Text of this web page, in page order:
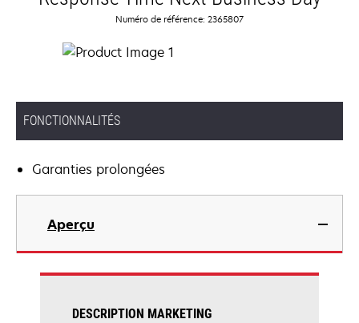
Numéro de référence: 2365807
FONCTIONNALITÉS
Garanties prolongées
Aperçu
DESCRIPTION MARKETING